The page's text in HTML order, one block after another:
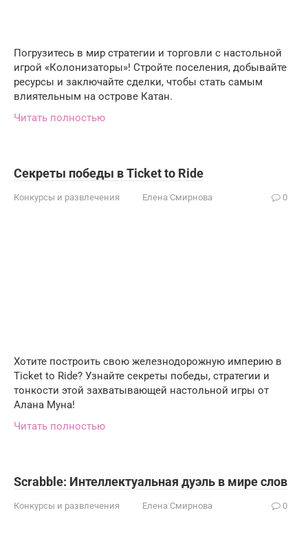
Погрузитесь в мир стратегии и торговли с настольной
игрой «Колонизаторы»! Стройте поселения, добывайте
ресурсы и заключайте сделки, чтобы стать самым
влиятельным на острове Катан.
Читать полностью
Секреты победы в Ticket to Ride
Конкурсы и развлечения Елена Смирнова 0
Хотите построить свою железнодорожную империю в
Ticket to Ride? Узнайте секреты победы, стратегии и
тонкости этой захватывающей настольной игры от
Алана Муна!
Читать полностью
Scrabble: Интеллектуальная дуэль в мире слов
Конкурсы и развлечения Елена Смирнова 0